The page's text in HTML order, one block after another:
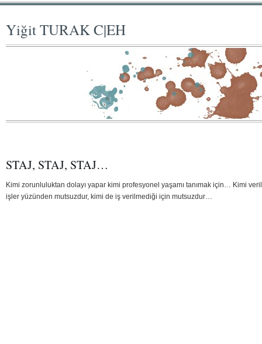
Yiğit TURAK C|EH
STAJ, STAJ, STAJ…
Kimi zorunluluktan dolayı yapar kimi profesyonel yaşamı tanımak için… Kimi
işler yüzünden mutsuzdur, kimi de iş verilmediği için mutsuzdur…